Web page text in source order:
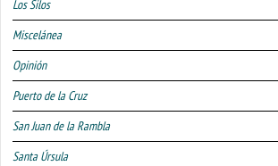
Los Silos
Miscelánea
Opinión
Puerto de la Cruz
San Juan de la Rambla
Santa Úrsula